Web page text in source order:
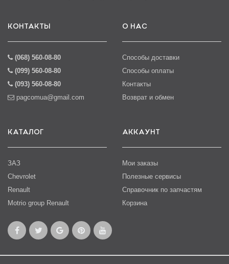
КОНТАКТЫ
(068) 560-08-80
(099) 560-08-80
(093) 560-08-80
pagcomua@gmail.com
О НАС
Способы доставки
Способы оплаты
Контакты
Возврат и обмен
КАТАЛОГ
ЗАЗ
Chevrolet
Renault
Motrio group Renault
АККАУНТ
Мои заказы
Полезные сервисы
Справочник по запчастям
Корзина